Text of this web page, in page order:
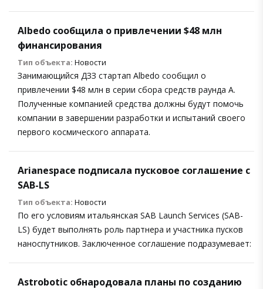
Albedo сообщила о привлечении $48 млн
финансирования
Тип объекта: Новости
Занимающийся ДЗЗ стартап Albedo сообщил о
привлечении $48 млн в серии сбора средств раунда А.
Полученные компанией средства должны будут помочь
компании в завершении разработки и испытаний своего
первого космического аппарата.
Arianespace подписала пусковое соглашение с
SAB-LS
Тип объекта: Новости
По его условиям итальянская SAB Launch Services (SAB-
LS) будет выполнять роль партнера и участника пусков
наноспутников. Заключенное соглашение подразумевает:
Astrobotic обнародовала планы по созданию